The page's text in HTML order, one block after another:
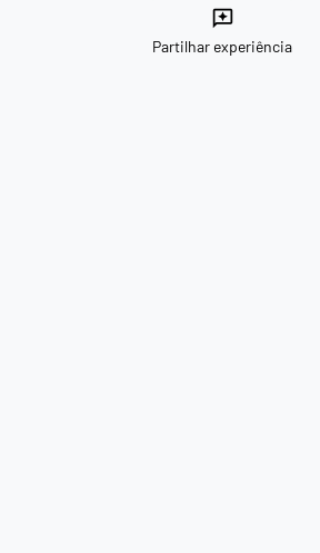
reviews
Partilhar experiência